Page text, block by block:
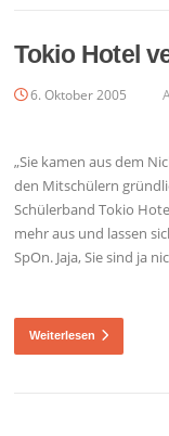
Tokio Hotel
6. Oktober 2005
„Sie kamen aus dem
den Mitschülern
Schülerband Tokio
mehr aus und lassen
SpOn. Jaja, Sie sind ja
Weiterlesen